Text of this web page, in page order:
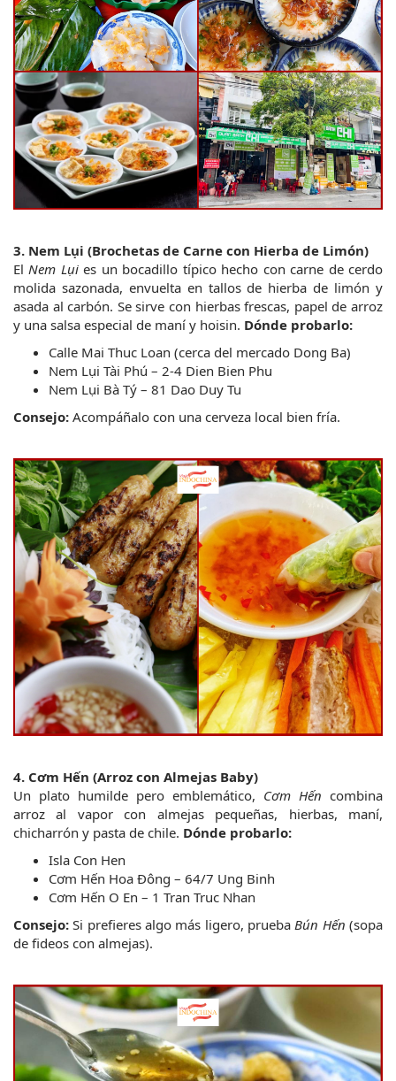
3. Nem Lụi (Brochetas de Carne con Hierba de Limón)
El Nem Lụi es un bocadillo típico hecho con carne de cerdo
molida sazonada, envuelta en tallos de hierba de limón y
asada al carbón. Se sirve con hierbas frescas, papel de arroz
y una salsa especial de maní y hoisin. Dónde probarlo:
Calle Mai Thuc Loan (cerca del mercado Dong Ba)
Nem Lụi Tài Phú – 2-4 Dien Bien Phu
Nem Lụi Bà Tý – 81 Dao Duy Tu
Consejo: Acompáñalo con una cerveza local bien fría.
4. Cơm Hến (Arroz con Almejas Baby)
Un plato humilde pero emblemático, Cơm Hến combina
arroz al vapor con almejas pequeñas, hierbas, maní,
chicharrón y pasta de chile. Dónde probarlo:
Isla Con Hen
Cơm Hến Hoa Đông – 64/7 Ung Binh
Cơm Hến O En – 1 Tran Truc Nhan
Consejo: Si prefieres algo más ligero, prueba Bún Hến (sopa
de fideos con almejas).